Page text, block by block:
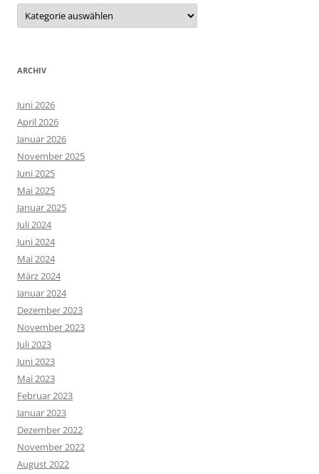
Kategorien
ARCHIV
Juni 2026
April 2026
Januar 2026
November 2025
Juni 2025
Mai 2025
Januar 2025
Juli 2024
Juni 2024
Mai 2024
März 2024
Januar 2024
Dezember 2023
November 2023
Juli 2023
Juni 2023
Mai 2023
Februar 2023
Januar 2023
Dezember 2022
November 2022
August 2022